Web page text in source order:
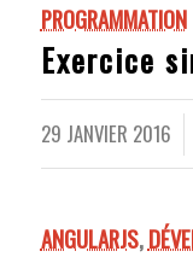
PROGRAMMATION
Exercice
29 JANVIER 2016
ANGULARJS,